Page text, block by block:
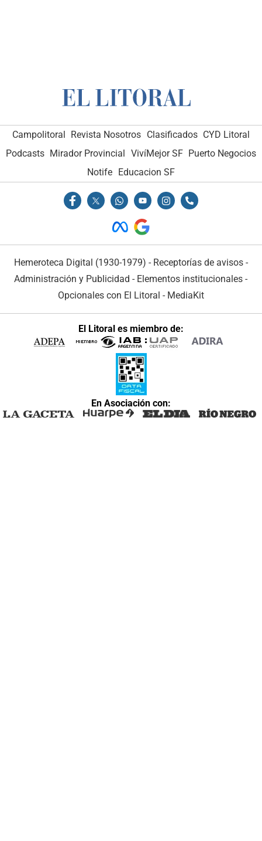
Campolitoral Revista Nosotros Clasificados CYD Litoral
Podcasts Mirador Provincial VivíMejor SF Puerto Negocios
Notife Educacion SF
Hemeroteca Digital (1930-1979) - Receptorías de avisos -
Administración y Publicidad - Elementos institucionales -
Opcionales con El Litoral - MediaKit
El Litoral es miembro de:
En Asociación con: